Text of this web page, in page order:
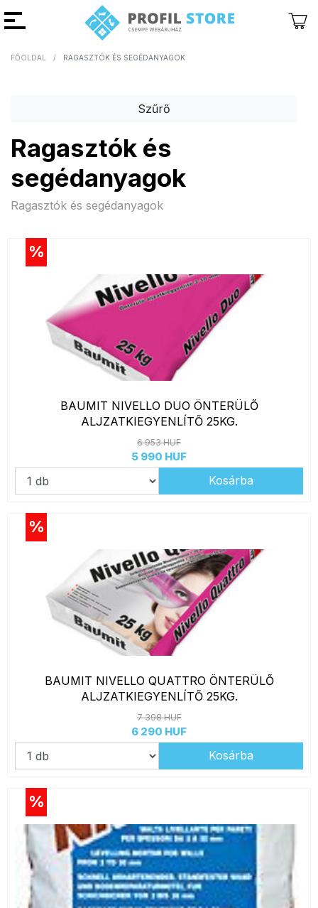
FŐOLDAL RAGASZTÓK ÉS SEGÉDANYAGOK
Szűrő
Ragasztók és
segédanyagok
Ragasztók és segédanyagok
%
BAUMIT NIVELLO DUO ÖNTERÜLŐ
ALJZATKIEGYENLÍTŐ 25KG.
6 953 HUF
5 990 HUF
Kosárba
%
BAUMIT NIVELLO QUATTRO ÖNTERÜLŐ
ALJZATKIEGYENLÍTŐ 25KG.
7 398 HUF
6 290 HUF
Kosárba
%